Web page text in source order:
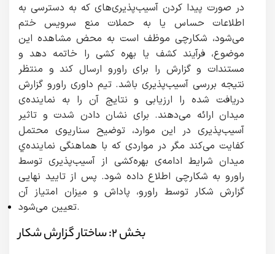
در صورت پیدا کردن آسیب‌پذیری‌های که به دسترسی به
اطلاعات حساس یا به حملات منع سرویس ختم
می‌شود، شکارچی موظف است به محض مشاهده این
موضوع، فرآیند کشف یا بهره کشی را خاتمه دهد و
مستندات و گزارش را برای راورو ارسال کند و منتظر
نتیجه بررسی آسیب‌پذیری باشد. تیم داوری راورو گزارش
دریافت شده را ارزیابی و نتایج آن را به نماینده‌ی
میدان‌ ارائه می‌دهند. برای نشان دادن شدت و تاثیر
آسیب‌پذیری در این موارد، توضیح سناریو‌ی محتمل
کفایت می‌کند مگر در مواردی که با هماهنگی نماینده‌ي
میدان شرایط ادامه‌ی بهره‌کشی از آسیب‌پذیری توسط
راورو به شکارچی اطلاع داده شود. پس از تایید نهایی
گزارش شکار توسط راورو، پاداش و میزان امتیاز آن
تعیین می‌شود.
بخش ۲: ساختار گزارش شکار